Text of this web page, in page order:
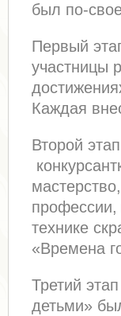
был по-
Первый
участницы
Каждая
Второй
профессии,
технике
«Времена
Третий
детьми»